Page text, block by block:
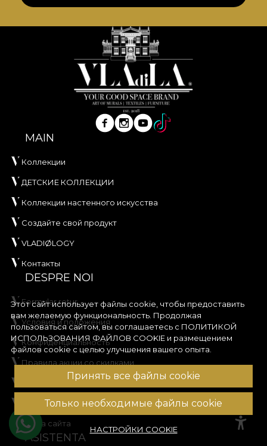
Этот сайт использует файлы cookie, чтобы предоставить
вам желаемую функциональность. Продолжая
пользоваться сайтом, вы соглашаетесь с ПОЛИТИКОЙ
ИСПОЛЬЗОВАНИЯ ФАЙЛОВ COOKIE и размещением
файлов cookie с целью улучшения вашего опыта.
Принять все файлы cookie
Только необходимые файлы cookie
НАСТРОЙКИ COOKIE
MAIN
Коллекции
ДЕТСКИЕ КОЛЛЕКЦИИ
Коллекции настенного искусства
Создайте свой продукт
VLADIØLOGY
Контакты
DESPRE NOI
Formular retur
Условия и положения
Конфиденциальность
Правила акции со скидками
Правила розыгрыша
Политика использования файлов cookie
Карта сайта
ASISTENTA